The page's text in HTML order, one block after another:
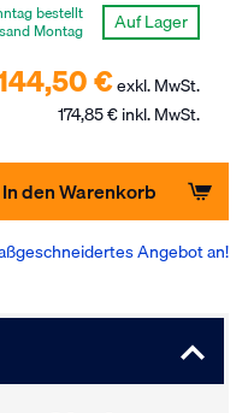
Auf Lager
bestellt
Montag
€exkl. MwSt.
174,85 € inkl. MwSt.
In den Warenkorb
Angebot an!